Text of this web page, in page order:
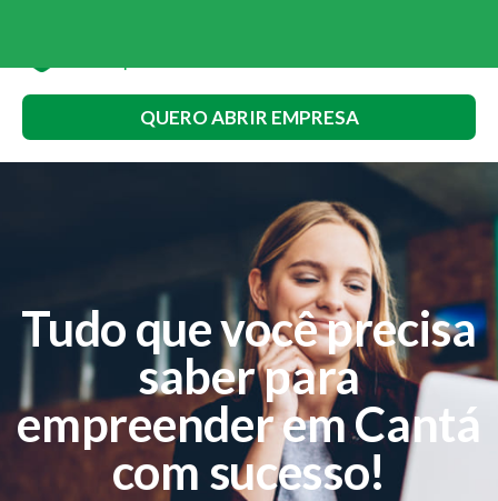
QUERO ABRIR EMPRESA
Tudo que você precisa
saber para
empreender em Cantá
com sucesso!